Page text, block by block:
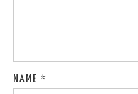
NAME*